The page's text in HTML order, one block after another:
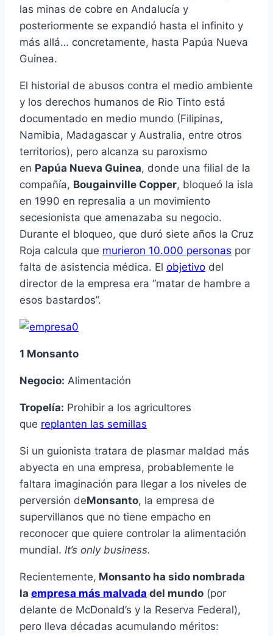
las minas de cobre en Andalucía y
posteriormente se expandió hasta el infinito y
más allá… concretamente, hasta Papúa Nueva
Guinea.
El historial de abusos contra el medio ambiente
y los derechos humanos de Rio Tinto está
documentado en medio mundo (Filipinas,
Namibia, Madagascar y Australia, entre otros
territorios), pero alcanza su paroxismo
en Papúa Nueva Guinea, donde una filial de la
compañía, Bougainville Copper, bloqueó la isla
en 1990 en represalia a un movimiento
secesionista que amenazaba su negocio.
Durante el bloqueo, que duró siete años la Cruz
Roja calcula que murieron 10.000 personas por
falta de asistencia médica. El objetivo del
director de la empresa era “matar de hambre a
esos bastardos”.
1 Monsanto
Negocio: Alimentación
Tropelía: Prohibir a los agricultores
que replanten las semillas
Si un guionista tratara de plasmar maldad más
abyecta en una empresa, probablemente le
faltara imaginación para llegar a los niveles de
perversión deMonsanto, la empresa de
supervillanos que no tiene empacho en
reconocer que quiere controlar la alimentación
mundial. It’s only business.
Recientemente, Monsanto ha sido nombrada
la empresa más malvada del mundo (por
delante de McDonald’s y la Reserva Federal),
pero lleva décadas acumulando méritos: